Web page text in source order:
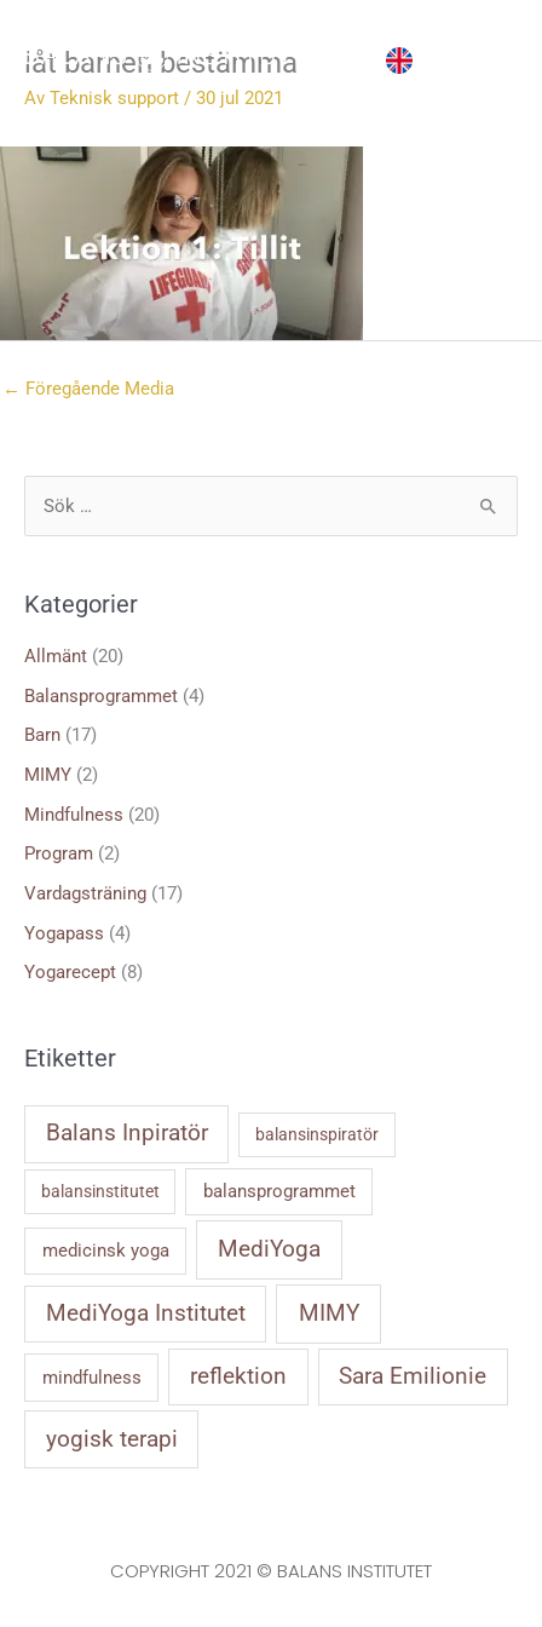
innehålllåt barnen bestämma
Av Teknisk support / 30 jul 2021
← Föregående Media
e
f
t
Kategorier
Allmänt (20)
Balansprogrammet (4)
Barn (17)
MIMY (2)
Mindfulness (20)
Program (2)
Vardagsträning (17)
Yogapass (4)
Yogarecept (8)
Etiketter
Balans Inpiratör balansinspiratör
balansinstitutet balansprogrammet
medicinsk yoga MediYoga
MediYoga Institutet MIMY
mindfulness reflektion Sara Emilionie
yogisk terapi
COPYRIGHT 2021 © BALANS INSTITUTET